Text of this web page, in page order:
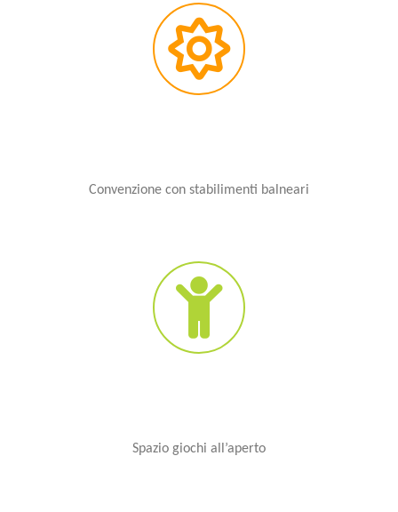
Convenzione con stabilimenti balneari
Spazio giochi all’aperto